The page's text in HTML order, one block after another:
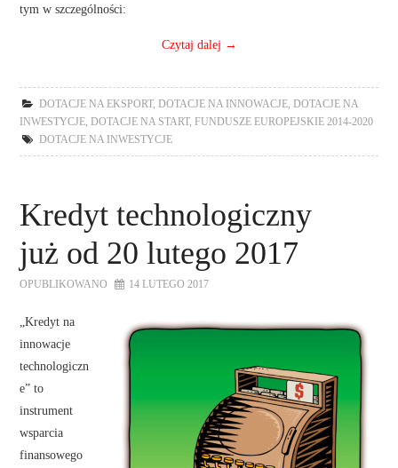
tym w szczególności:
Czytaj dalej →
DOTACJE NA EKSPORT,DOTACJE NA INNOWACJE ,DOTACJE NA
INWESTYCJE ,DOTACJE NA START,FUNDUSZE EUROPEJSKIE 2014-2020
DOTACJE NA INWESTYCJE
Kredyt technologiczny
już od 20 lutego 2017
OPUBLIKOWANO 14 LUTEGO 2017
„Kredyt na
innowacje
technologiczn
e” to
instrument
wsparcia
finansowego